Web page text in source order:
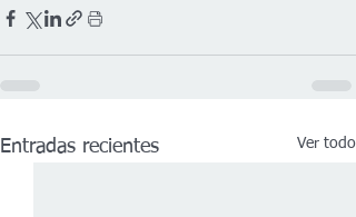
Entradas recientes Ver todo